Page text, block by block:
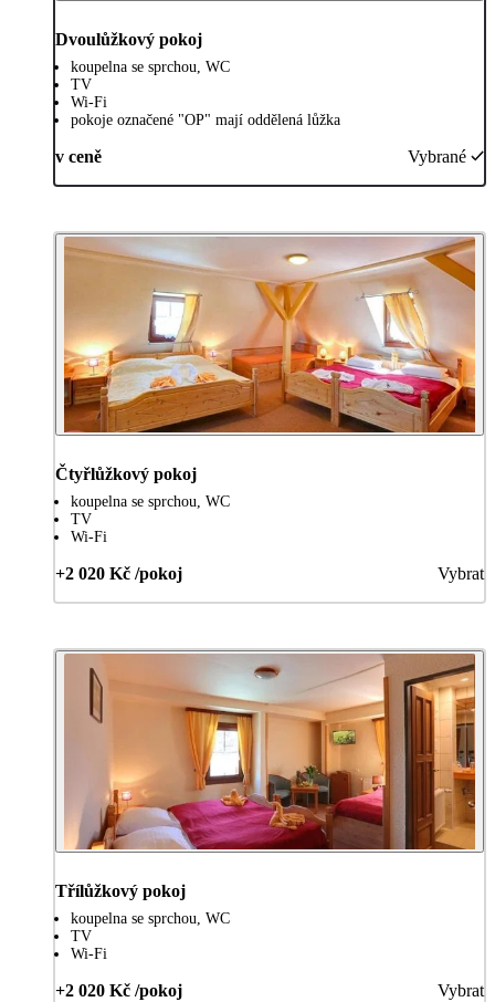
Dvoulůžkový pokoj
koupelna se sprchou, WC
TV
Wi-Fi
pokoje označené "OP" mají oddělená lůžka
v ceně Vybrané
Čtyřlůžkový pokoj
koupelna se sprchou, WC
TV
Wi-Fi
+2 020 Kč /pokoj Vybrat
Třílůžkový pokoj
koupelna se sprchou, WC
TV
Wi-Fi
+2 020 Kč /pokoj Vybrat